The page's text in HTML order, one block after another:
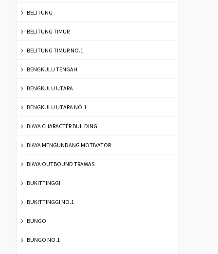
BELITUNG
BELITUNG TIMUR
BELITUNG TIMUR NO.1
BENGKULU TENGAH
BENGKULU UTARA
BENGKULU UTARA NO.1
BIAYA CHARACTER BUILDING
BIAYA MENGUNDANG MOTIVATOR
BIAYA OUTBOUND TRAWAS
BUKITTINGGI
BUKITTINGGI NO.1
BUNGO
BUNGO NO.1